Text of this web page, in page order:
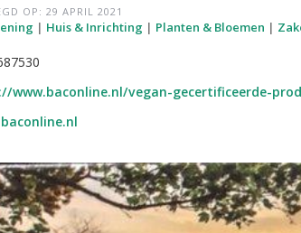
OP: 29 APRIL 2021
| Huis & Inrichting | Planten & Bloemen |
www.baconline.nl/vegan-gecertificeerde-